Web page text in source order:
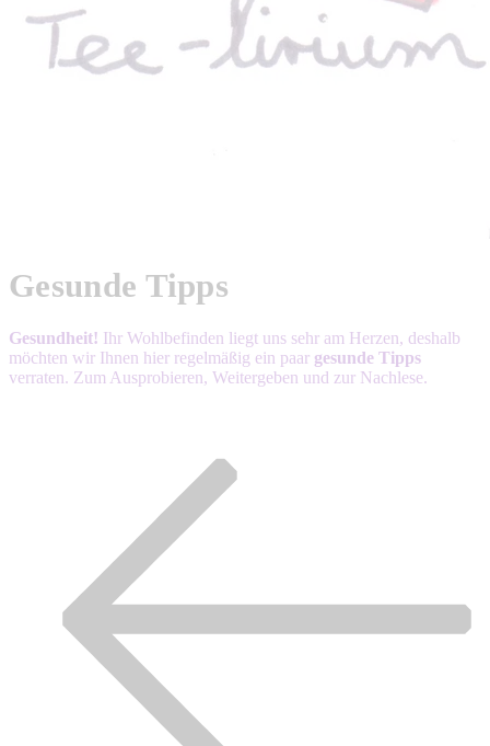
Gesunde Tipps
Gesundheit! Ihr Wohlbefinden liegt uns sehr am Herzen, deshalb
möchten wir Ihnen hier regelmäßig ein paar gesunde Tipps
verraten. Zum Ausprobieren, Weitergeben und zur Nachlese.